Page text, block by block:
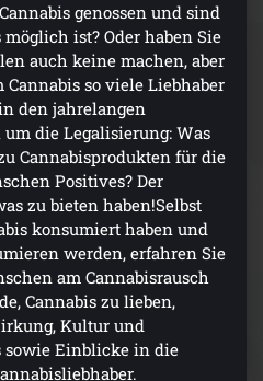
genossen und sind
ist? Oder haben Sie
auch keine machen, aber
so viele Liebhaber
den jahrelangen
die Legalisierung: Was
Cannabisprodukten für die
Positives? Der
zu bieten haben!Selbst
konsumiert haben und
werden, erfahren Sie
am Cannabisrausch
Cannabis zu lieben,
Kultur und
sowie Einblicke in die